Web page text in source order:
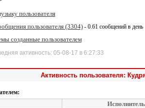
пользователя
пользователя (3304)- 0.61 сообщений в день
созданные пользователем
активность: 05-08-17 в 6:27:33
Активность пользователя:
Исполнитель